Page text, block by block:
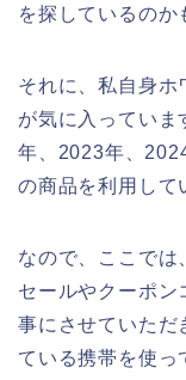
を探しているのか
それに、私自身ホ
が気に入ってい
年、2023年、
の商品を利用して
なので、ここでは
セールやクーポン
事にさせていただ
ている携帯を使っ